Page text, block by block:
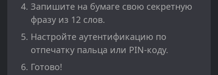
Запишите на бумаге свою секретную
фразу из 12 слов.
Настройте аутентификацию по
отпечатку пальца или PIN-коду.
Готово!